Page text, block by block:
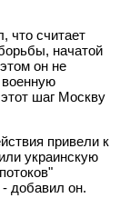
что считает
начатой
он не
шаг Москву
привели к
украинскую
добавил он.